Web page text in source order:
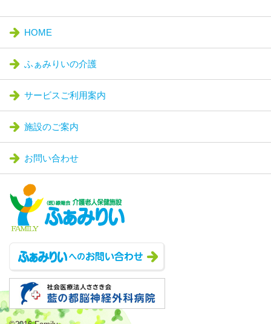
HOME
ふぁみりいの介護
サービスご利用案内
施設のご案内
お問い合わせ